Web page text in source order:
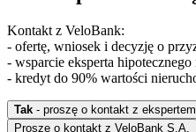
Kontakt z VeloBank:
- ofertę, wniosek i decyzję o
- wsparcie eksperta
- kredyt do 90% wartości
Tak - proszę o kontakt z
Proszę o kontakt z VeloBank S.A.